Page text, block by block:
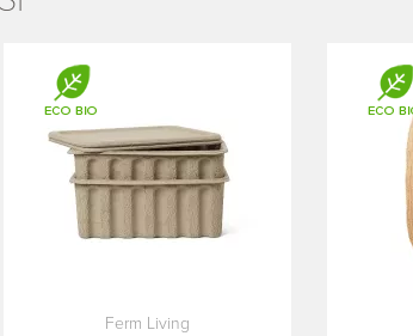
Ferm Living